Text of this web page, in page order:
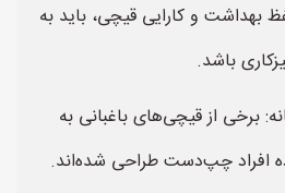
بهداشت و کارایی قیچی، باید به
باشد.
برخی از قیچی‌های باغبانی به
افراد چپ‌دست طراحی شده‌اند.